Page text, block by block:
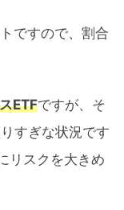
ですので、割合
ETFですが、そ
すぎな状況です
リスクを大きめ